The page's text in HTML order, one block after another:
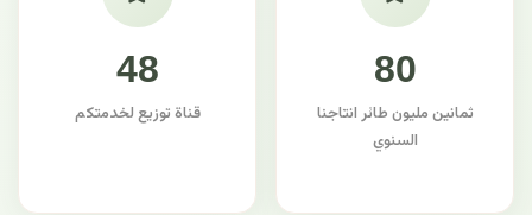
80
ثمانين مليون طائر انتاجنا
السنوي
48
قناة توزيع لخدمتكم